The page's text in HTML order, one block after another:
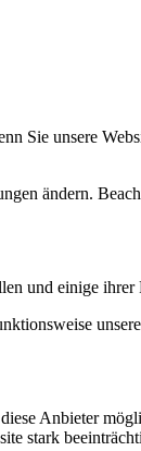
Sie unsere
ändern.
und einige ihrer
Anbieter
stark